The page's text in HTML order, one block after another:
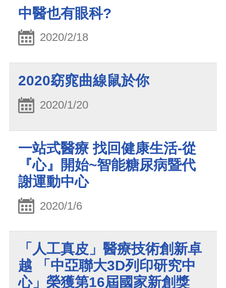
中醫也有眼科?
2020/2/18
2020窈窕曲線鼠於你
2020/1/20
一站式醫療 找回健康生活-從
『心』開始~智能糖尿病暨代
謝運動中心
2020/1/6
「人工真皮」醫療技術創新卓
越 「中亞聯大3D列印研究中
心」榮獲第16屆國家新創獎